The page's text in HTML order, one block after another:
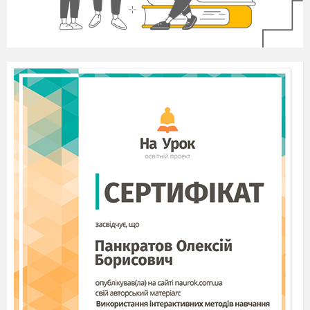
Game “ Colour a toy”. Look on the
blackboard. What can you see? Can you see toys?
2.Фізкультхвилинка.” Clap your hands”.
3.Ознайомлення з літерою
практикування у її вживанні, розумінні.
а)Look on the screen and repeat a letter Gg.
Перегляд відео.
Game“ First Letters”.Listen to me and
show me the first letter of the word.
Alligator, box, bear, ant, cow, duck, cat, dog, fish,
black, green,grey, blue, elephant.
Game “ A, B, C…” T – P1 – P2 – P3…
III. Заключна частина.